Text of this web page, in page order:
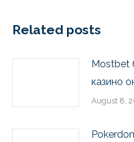
Related posts
Mostbet
казино
August 8,